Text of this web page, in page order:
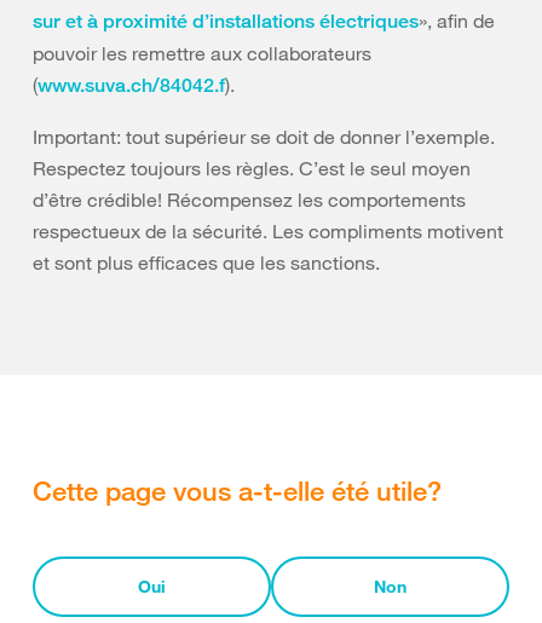
sur et à proximité d’installations électriques», afin de
pouvoir les remettre aux collaborateurs
(www.suva.ch/84042.f).
Important: tout supérieur se doit de donner l’exemple.
Respectez toujours les règles. C’est le seul moyen
d’être crédible! Récompensez les comportements
respectueux de la sécurité. Les compliments motivent
et sont plus efficaces que les sanctions.
Cette page vous a-t-elle été utile?
Oui Non